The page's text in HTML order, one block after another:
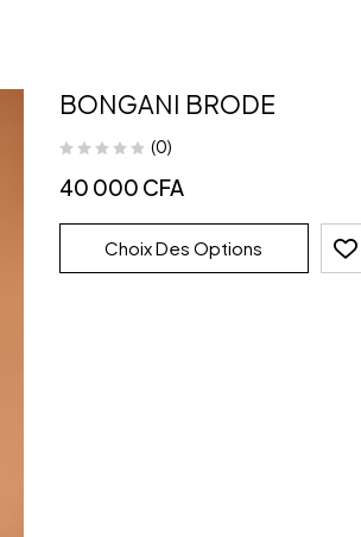
BONGANI BRODE
(0)
40 000 CFA
Choix Des Options